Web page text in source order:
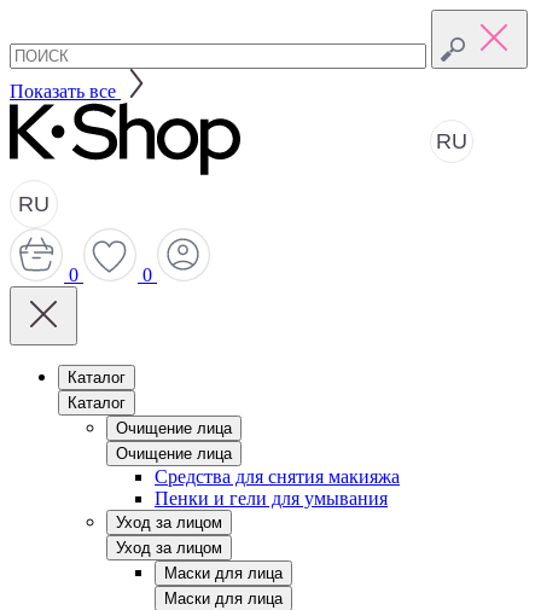
Показать все
RU
RU
0 0
Каталог
Каталог
Очищение лица
Очищение лица
Средства для снятия макияжа
Пенки и гели для умывания
Уход за лицом
Уход за лицом
Маски для лица
Маски для лица